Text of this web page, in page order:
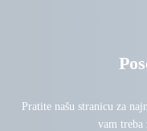
Pratite našu stranicu za
vam treba